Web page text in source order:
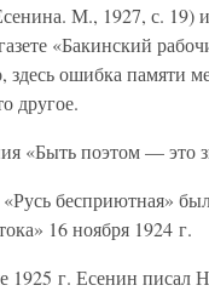
М., 1927, с. 19)
«Бакинский
здесь ошибка памяти
другое.
«Быть поэтом — это
бесприютная»
16 ноября 1924 г.
г. Есенин писал